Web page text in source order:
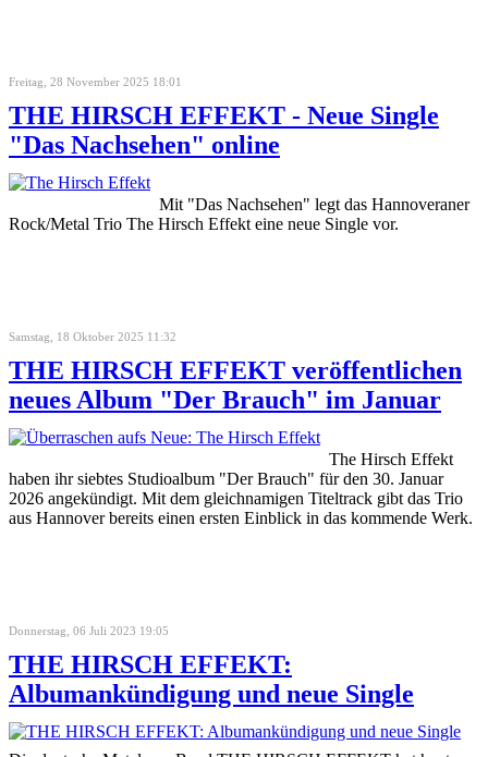
Freitag, 28 November 2025 18:01
THE HIRSCH EFFEKT - Neue Single
"Das Nachsehen" online
Mit "Das Nachsehen" legt das Hannoveraner
Rock/Metal Trio The Hirsch Effekt eine neue Single vor.
Samstag, 18 Oktober 2025 11:32
THE HIRSCH EFFEKT veröffentlichen
neues Album "Der Brauch" im Januar
The Hirsch Effekt
haben ihr siebtes Studioalbum "Der Brauch" für den 30. Januar
2026 angekündigt. Mit dem gleichnamigen Titeltrack gibt das Trio
aus Hannover bereits einen ersten Einblick in das kommende Werk.
Donnerstag, 06 Juli 2023 19:05
THE HIRSCH EFFEKT:
Albumankündigung und neue Single